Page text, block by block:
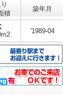
積
築年月
'1989-04